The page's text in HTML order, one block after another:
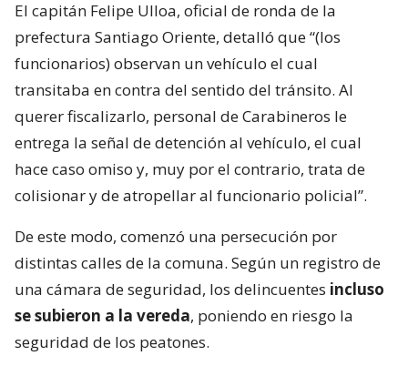
El capitán Felipe Ulloa, oficial de ronda de la
prefectura Santiago Oriente, detalló que “(los
funcionarios) observan un vehículo el cual
transitaba en contra del sentido del tránsito. Al
querer fiscalizarlo, personal de Carabineros le
entrega la señal de detención al vehículo, el cual
hace caso omiso y, muy por el contrario, trata de
colisionar y de atropellar al funcionario policial”.
De este modo, comenzó una persecución por
distintas calles de la comuna. Según un registro de
una cámara de seguridad, los delincuentes incluso
se subieron a la vereda, poniendo en riesgo la
seguridad de los peatones.